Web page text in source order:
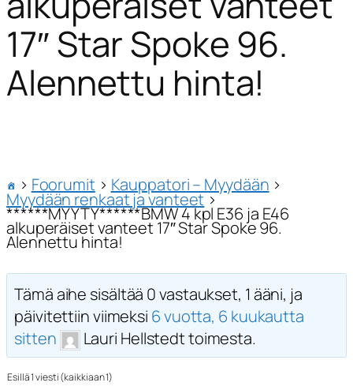
17″ Star Spoke 96.
Alennettu hinta!
› Foorumit › Kauppatori – Myydään ›
Myydään renkaat ja vanteet›
******MYYTY******BMW 4 kpl E36 ja E46
alkuperäiset vanteet 17″ Star Spoke 96.
Alennettu hinta!
Tämä aihe sisältää 0 vastaukset, 1 ääni, ja
päivitettiin viimeksi 6 vuotta, 6 kuukautta
sitten
Lauri Hellstedt toimesta.
Esillä 1 viesti (kaikkiaan 1)